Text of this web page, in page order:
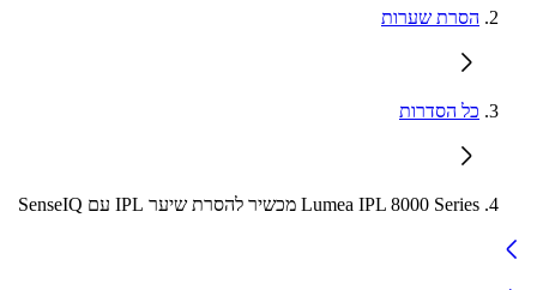
הסרת שערות
כל הסדרות
Lumea IPL 8000 Series מכשיר להסרת שיער IPL עם SenseIQ